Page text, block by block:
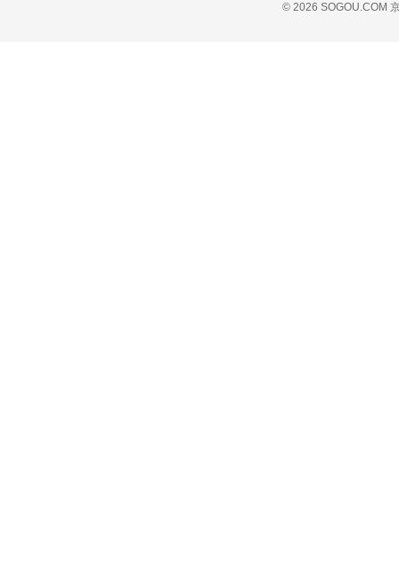
© 2026 SOGOU.COM